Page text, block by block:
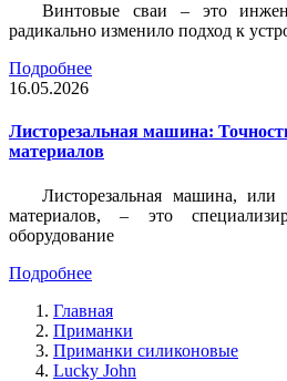
Винтовые сваи – это
радикально изменило подход к
Подробнее
16.05.2026
Листорезальная машина:
материалов
Листорезальная машина,
материалов, – это
оборудование
Подробнее
Главная
Приманки
Приманки силиконовые
Lucky John